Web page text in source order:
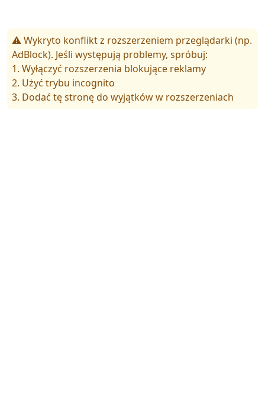
⚠️ Wykryto konflikt z rozszerzeniem przeglądarki (np.
AdBlock). Jeśli występują problemy, spróbuj:
1. Wyłączyć rozszerzenia blokujące reklamy
2. Użyć trybu incognito
3. Dodać tę stronę do wyjątków w rozszerzeniach